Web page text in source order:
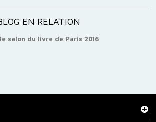
EN RELATION
salon du livre de Paris 2016